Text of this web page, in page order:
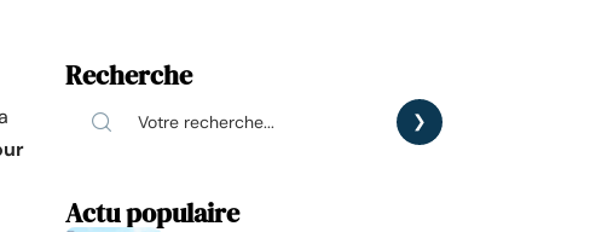
Recherche
Actu populaire